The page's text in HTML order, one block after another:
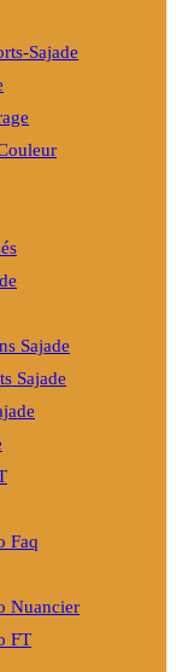
Sajade
Sajade
Sajade
Faq
Nuancier
FT